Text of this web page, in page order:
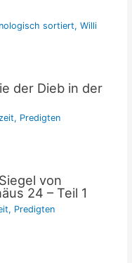
sortiert, Willi
der Dieb in der
, Predigten
von
24 – Teil 1
, Predigten